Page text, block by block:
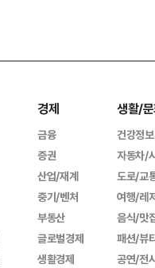
경제
금융
증권
산업/재계
중기/벤처
부동산
글로벌경제
생활경제
생활/
건강정보
자동차/
도로/교
여행/레
음식/맛
패션/뷰
공연/전